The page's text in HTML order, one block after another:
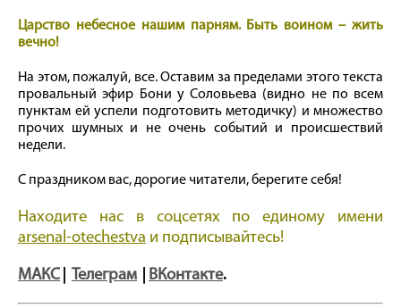
Царство небесное нашим парням. Быть воином – жить
вечно!
На этом, пожалуй, все. Оставим за пределами этого текста
провальный эфир Бони у Соловьева (видно не по всем
пунктам ей успели подготовить методичку) и множество
прочих шумных и не очень событий и происшествий
недели.
С праздником вас, дорогие читатели, берегите себя!
Находите нас в соцсетях по единому имени
arsenal-otechestva и подписывайтесь!
МАКС Телеграм ВКонтакте.